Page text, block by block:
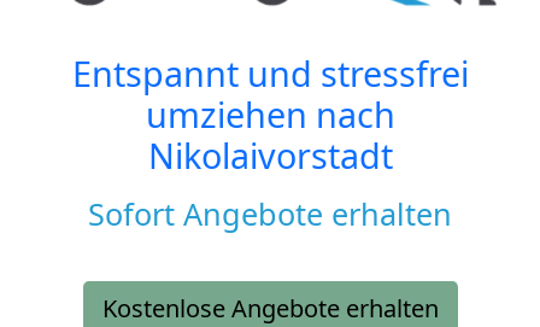
Entspannt und stressfrei
umziehen nach
Nikolaivorstadt
Sofort Angebote erhalten
Kostenlose Angebote erhalten